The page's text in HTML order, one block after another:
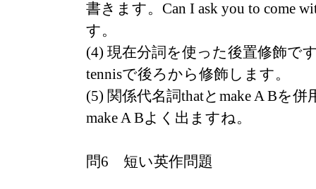
書きます。Can I ask you to come
す。
(4) 現在分詞を使った後置修飾で
tennisで後ろから修飾します。
(5) 関係代名詞thatとmake A Bを
make A Bよく出ますね。
問6 短い英作問題